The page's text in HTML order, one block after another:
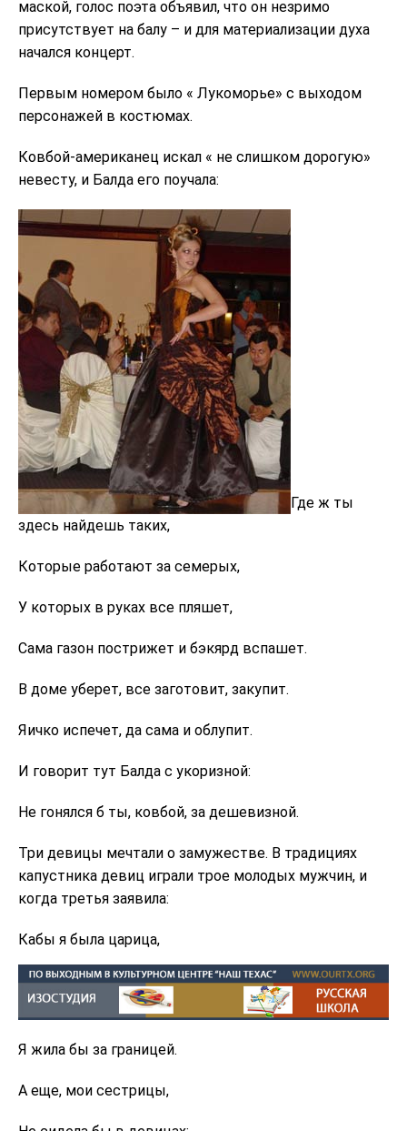
маской, голос поэта объявил, что он незримо
присутствует на балу – и для материализации духа
начался концерт.
Первым номером было « Лукоморье» с выходом
персонажей в костюмах.
Ковбой-американец искал « не слишком дорогую»
невесту, и Балда его поучала:
Где ж ты
здесь найдешь таких,
Которые работают за семерых,
У которых в руках все пляшет,
Сама газон пострижет и бэкярд вспашет.
В доме уберет, все заготовит, закупит.
Яичко испечет, да сама и облупит.
И говорит тут Балда с укоризной:
Не гонялся б ты, ковбой, за дешевизной.
Три девицы мечтали о замужестве. В традициях
капустника девиц играли трое молодых мужчин, и
когда третья заявила:
Кабы я была царица,
Я жила бы за границей.
А еще, мои сестрицы,